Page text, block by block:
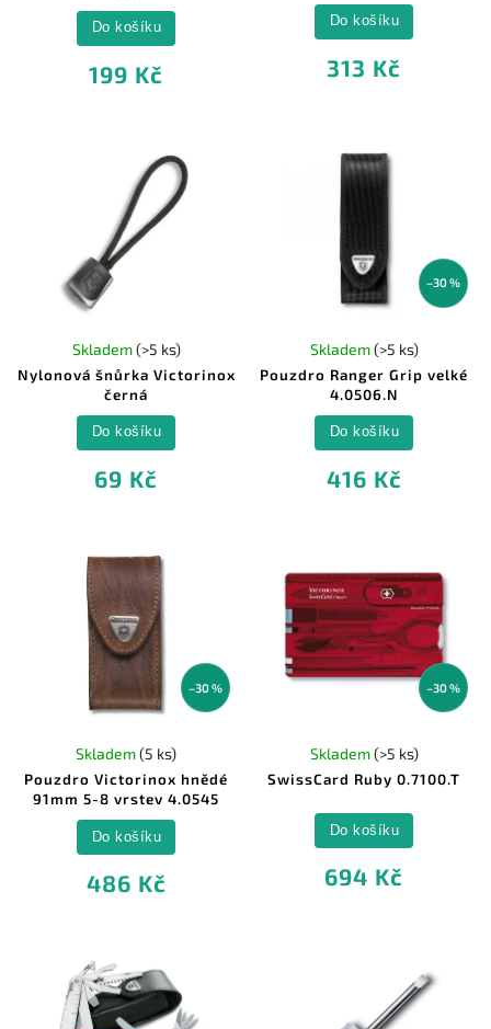
199 Kč
Do košíku
313 Kč
Do košíku
Nylonová šnůrka Victorinox
černá
Skladem(>5 ks)
69 Kč
Do košíku
–30 %
Pouzdro Ranger Grip velké
4.0506.N
Skladem(>5 ks)
416 Kč
Do košíku
–30 %
Pouzdro Victorinox hnědé
91mm 5-8 vrstev 4.0545
Skladem(5 ks)
486 Kč
Do košíku
–30 %
SwissCard Ruby 0.7100.T
Skladem(>5 ks)
694 Kč
Do košíku